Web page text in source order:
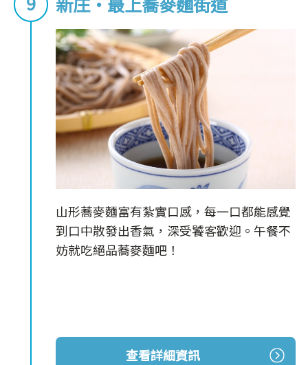
山形蕎麥麵富有紮實口感，每一口都能感覺
到口中散發出香氣，深受饕客歡迎。午餐不
妨就吃絕品蕎麥麵吧！
查看詳細資訊